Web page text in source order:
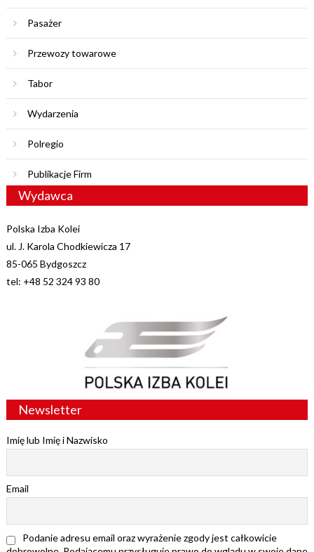
Pasażer
Przewozy towarowe
Tabor
Wydarzenia
Polregio
Publikacje Firm
Wydawca
Polska Izba Kolei
ul. J. Karola Chodkiewicza 17
85-065 Bydgoszcz
tel: +48 52 324 93 80
Newsletter
Imię lub Imię i Nazwisko
Email
Podanie adresu email oraz wyrażenie zgody jest całkowicie